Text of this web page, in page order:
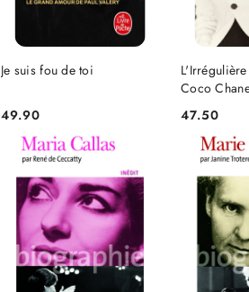
Je suis fou de toi
Cena:
49.90
NIEDOSTĘPNY
Coco
Cena:
47.50